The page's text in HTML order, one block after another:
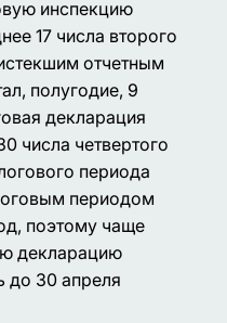
инспекцию
17 числа второго
отчетным
полугодие, 9
декларация
числа четвертого
периода
периодом
поэтому чаще
декларацию
до 30 апреля